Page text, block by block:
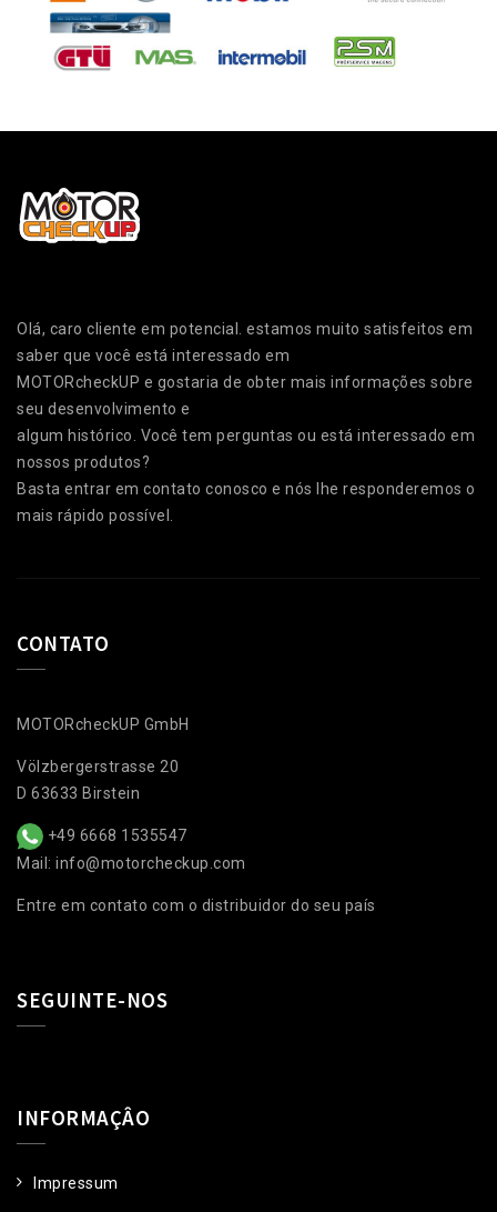
Olá, caro cliente em potencial. estamos muito satisfeitos em
saber que você está interessado em
MOTORcheckUP e gostaria de obter mais informações sobre
seu desenvolvimento e
algum histórico. Você tem perguntas ou está interessado em
nossos produtos?
Basta entrar em contato conosco e nós lhe responderemos o
mais rápido possível.
CONTATO
MOTORcheckUP GmbH
Völzbergerstrasse 20
D 63633 Birstein
+49 6668 1535547
Mail: info@motorcheckup.com
Entre em contato com o distribuidor do seu país
SEGUINTE-NOS
INFORMAÇÂO
Impressum